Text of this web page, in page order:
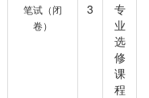
笔试（闭
卷）
3
专
业
选
修
课
程